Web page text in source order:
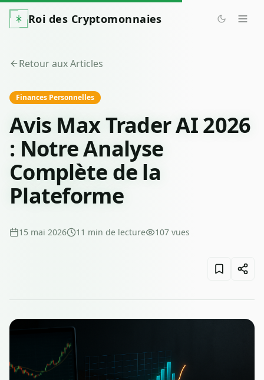
Roi des Cryptomonnaies
Retour aux Articles
Finances Personnelles
Avis Max Trader AI 2026
: Notre Analyse
Complète de la
Plateforme
15 mai 2026 11 min de lecture 107 vues